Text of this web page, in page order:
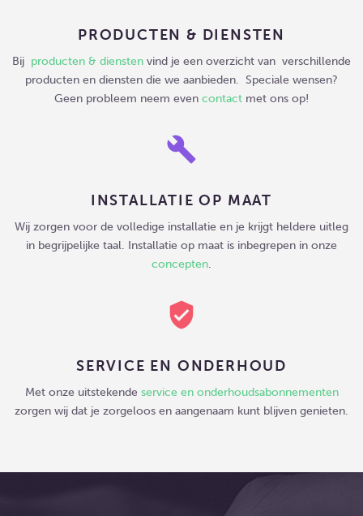
PRODUCTEN & DIENSTEN
Bij producten & diensten vind je een overzicht van verschillende
producten en diensten die we aanbieden. Speciale wensen?
Geen probleem neem even contact met ons op!
build
INSTALLATIE OP MAAT
Wij zorgen voor de volledige installatie en je krijgt heldere uitleg
in begrijpelijke taal. Installatie op maat is inbegrepen in onze
concepten.
verified_user
SERVICE EN ONDERHOUD
Met onze uitstekende service en onderhoudsabonnementen
zorgen wij dat je zorgeloos en aangenaam kunt blijven genieten.